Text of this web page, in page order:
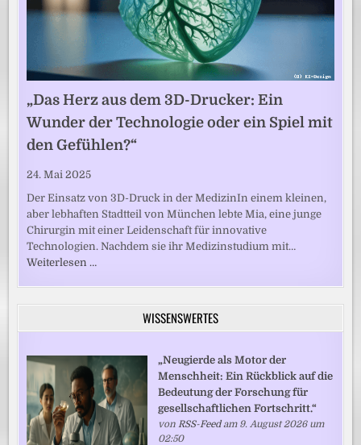
„Das Herz aus dem 3D-Drucker: Ein
Wunder der Technologie oder ein Spiel mit
den Gefühlen?“
24. Mai 2025
Der Einsatz von 3D-Druck in der MedizinIn einem kleinen,
aber lebhaften Stadtteil von München lebte Mia, eine junge
Chirurgin mit einer Leidenschaft für innovative
Technologien. Nachdem sie ihr Medizinstudium mit…
Weiterlesen …
WISSENSWERTES
„Neugierde als Motor der
Menschheit: Ein Rückblick auf die
Bedeutung der Forschung für
gesellschaftlichen Fortschritt.“
von RSS-Feedam 9. August 2026 um
02:50